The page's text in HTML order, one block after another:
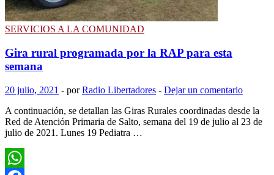
SERVICIOS A LA COMUNIDAD
Gira rural programada por la RAP para esta
semana
20 julio, 2021 - porRadio Libertadores - Dejar un comentario
A continuación, se detallan las Giras Rurales coordinadas desde la
Red de Atención Primaria de Salto, semana del 19 de julio al 23 de
julio de 2021. Lunes 19 Pediatra …